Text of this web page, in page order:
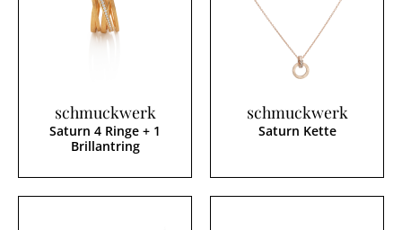
schmuckwerk
Saturn 4 Ringe + 1
Brillantring
schmuckwerk
Saturn Kette